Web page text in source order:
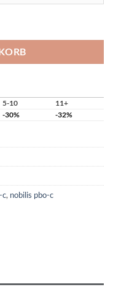
5-10
11+
-30% -32%
c, nobilis pbo-c